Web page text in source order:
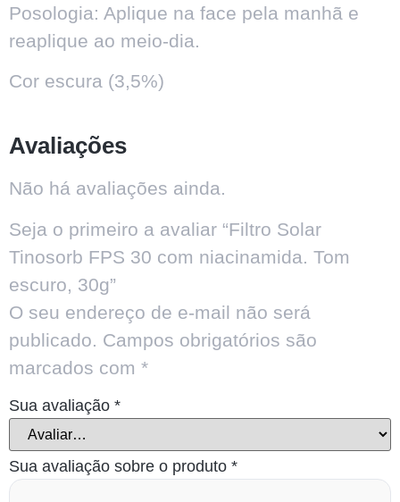
Posologia: Aplique na face pela manhã e
reaplique ao meio-dia.
Cor escura (3,5%)
Avaliações
Não há avaliações ainda.
Seja o primeiro a avaliar “Filtro Solar
Tinosorb FPS 30 com niacinamida. Tom
escuro, 30g”
O seu endereço de e-mail não será
publicado. Campos obrigatórios são
marcados com *
Sua avaliação *
Sua avaliação sobre o produto *